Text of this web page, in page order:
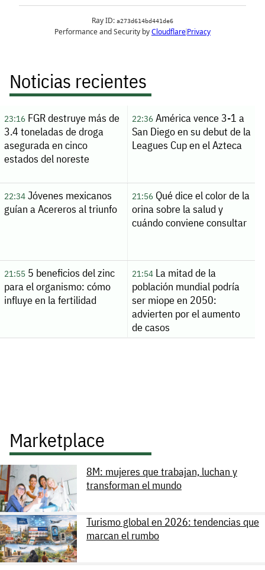
Noticias recientes
23:16FGR destruye más de
3.4 toneladas de droga
asegurada en cinco
estados del noreste
22:36América vence 3-1 a
San Diego en su debut de la
Leagues Cup en el Azteca
22:34Jóvenes mexicanos
guían a Acereros al triunfo
21:56Qué dice el color de la
orina sobre la salud y
cuándo conviene consultar
21:555 beneficios del zinc
para el organismo: cómo
influye en la fertilidad
21:54La mitad de la
población mundial podría
ser miope en 2050:
advierten por el aumento
de casos
Marketplace
8M: mujeres que trabajan, luchan y
transforman el mundo
Turismo global en 2026: tendencias que
marcan el rumbo